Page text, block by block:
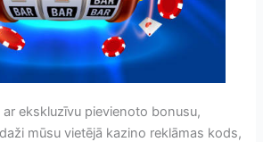
ekskluzīvu pievienoto bonusu,
mūsu vietējā kazino reklāmas kods,